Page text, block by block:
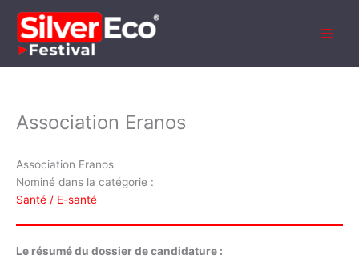
contenu
Association Eranos
Association Eranos
Nominé dans la catégorie :
Santé / E-santé
Le résumé du dossier de candidature :